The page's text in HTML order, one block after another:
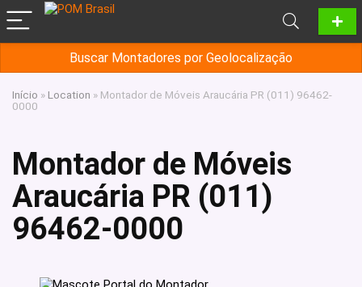
Buscar Montadores por Geolocalização
Início » Location » Montador de Móveis Araucária PR (011) 96462-
0000
Montador de Móveis
Araucária PR (011)
96462-0000